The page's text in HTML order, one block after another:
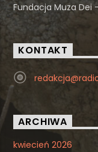
Fundacja Muza Dei
KONTAKT
ARCHIWA
kwiecień 2026